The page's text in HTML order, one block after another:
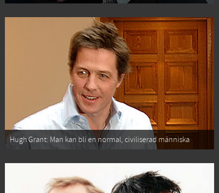
Hugh Grant: Man kan bli en normal, civiliserad människa